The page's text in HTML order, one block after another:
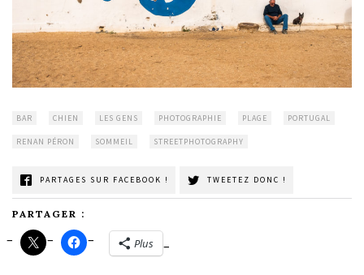
BAR CHIEN LES GENS PHOTOGRAPHIE PLAGE PORTUGAL
RENAN PÉRON SOMMEIL STREETPHOTOGRAPHY
PARTAGES SUR FACEBOOK ! TWEETEZ DONC !
PARTAGER :
Plus